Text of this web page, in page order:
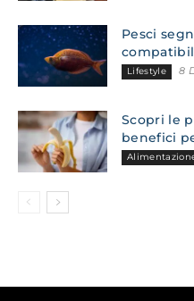
Pesci
Lifestyle 8
Scopri le
benefici